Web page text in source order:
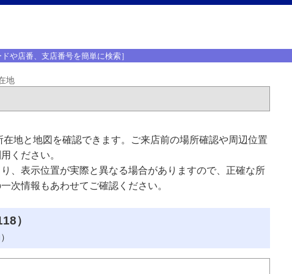
や店番、支店番号を簡単に検索］
地
地と地図を確認できます。ご来店前の場所確認や周辺位置
ください。
、表示位置が実際と異なる場合がありますので、正確な所
次情報もあわせてご確認ください。
）